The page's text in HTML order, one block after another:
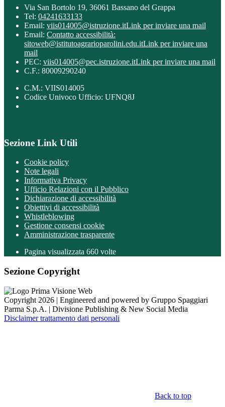
Via San Bortolo 19, 36061 Bassano del Grappa
Tel: 04241633133
Email: viis014005@istruzione.itLink per inviare una mail
Email: Contatto accessibilità:
sitoweb@istitutoagrarioparolini.edu.itLink per inviare una
mail
PEC: viis014005@pec.istruzione.itLink per inviare una mail
C.F.: 80009290240
C.M.: VIIS014005
Codice Univoco Ufficio: UFNQ8J
Sezione Link Utili
Cookie policy
Note legali
Informativa Privacy
Ufficio Relazioni con il Pubblico
Dichiarazione di accessibilità
Obiettivi di accessibilità
Whistleblowing
Gestione consensi cookie
Amministrazione trasparente
Pagina visualizzata 660 volte
Sezione Copyright
Copyright 2026 | Engineered and powered by Gruppo Spaggiari
Parma S.p.A. | Divisione Publishing & New Social Media
Disclaimer trattamento dati personali
Back to top